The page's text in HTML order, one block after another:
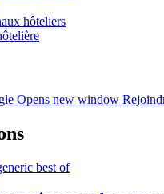
hôteliers
Opens new window